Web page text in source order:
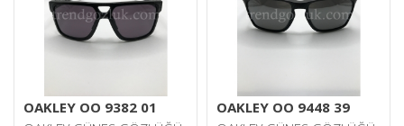
OAKLEY OO 9382 01
OAKLEY OO 9448 39